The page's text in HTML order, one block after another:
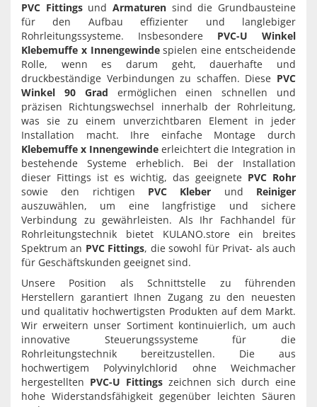
PVC FittingsundArmaturen sind die Grundbausteine
für den Aufbau effizienter und langlebiger
Rohrleitungssysteme. Insbesondere PVC-U Winkel
Klebemuffe x Innengewindespielen eine entscheidende
Rolle, wenn es darum geht, dauerhafte und
druckbeständige Verbindungen zu schaffen. Diese PVC
Winkel 90 Grad ermöglichen einen schnellen und
präzisen Richtungswechsel innerhalb der Rohrleitung,
was sie zu einem unverzichtbaren Element in jeder
Installation macht. Ihre einfache Montage durch
Klebemuffe x Innengewinde erleichtert die Integration in
bestehende Systeme erheblich. Bei der Installation
dieser Fittings ist es wichtig, das geeignete PVC Rohr
sowie den richtigen PVC Kleber und Reiniger
auszuwählen, um eine langfristige und sichere
Verbindung zu gewährleisten. Als Ihr Fachhandel für
Rohrleitungstechnik bietet KULANO.store ein breites
Spektrum an PVC Fittings, die sowohl für Privat- als auch
für Geschäftskunden geeignet sind.
Unsere Position als Schnittstelle zu führenden
Herstellern garantiert Ihnen Zugang zu den neuesten
und qualitativ hochwertigsten Produkten auf dem Markt.
Wir erweitern unser Sortiment kontinuierlich, um auch
innovative Steuerungssysteme für die
Rohrleitungstechnik bereitzustellen. Die aus
hochwertigem Polyvinylchlorid ohne Weichmacher
hergestellten PVC-U Fittingszeichnen sich durch eine
hohe Widerstandsfähigkeit gegenüber leichten Säuren